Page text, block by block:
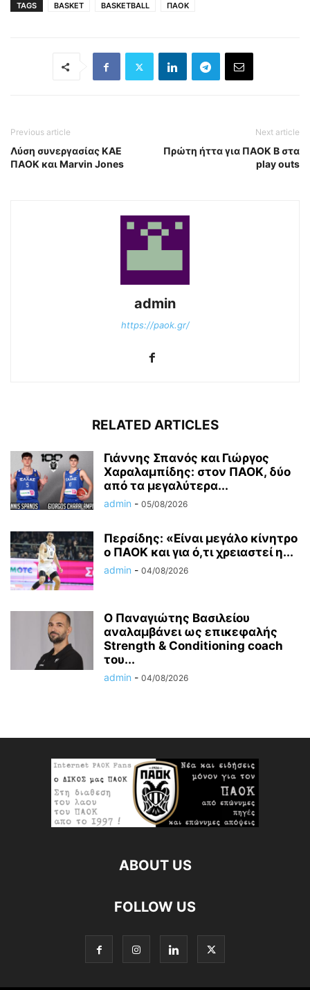
TAGS BASKET BASKETBALL ΠΑΟΚ
Previous article
Λύση συνεργασίας ΚΑΕ
ΠΑΟΚ και Marvin Jones
Next article
Πρώτη ήττα για ΠΑΟΚ Β στα
play outs
admin
https://paok.gr/
RELATED ARTICLES
Γιάννης Σπανός και Γιώργος
Χαραλαμπίδης: στον ΠΑΟΚ, δύο
από τα μεγαλύτερα...
admin - 05/08/2026
Περσίδης: «Είναι μεγάλο κίνητρο
ο ΠΑΟΚ και για ό,τι χρειαστεί η...
admin - 04/08/2026
Ο Παναγιώτης Βασιλείου
αναλαμβάνει ως επικεφαλής
Strength & Conditioning coach
του...
admin - 04/08/2026
ABOUT US
FOLLOW US